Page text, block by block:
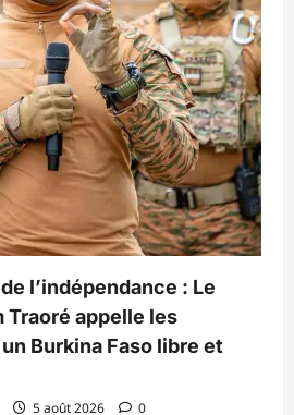
l’indépendance : Le
Traoré appelle les
Burkina Faso libre et
5 août 2026 0